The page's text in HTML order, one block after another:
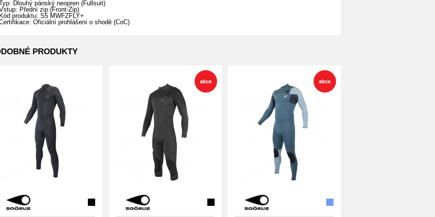
Dlouhý pánský neopren (Fullsuit)
Přední zip (Front-Zip)
produktu: S5 MWFZFLY+
Oficiální prohlášení o shodě (CoC)
PRODUKTY